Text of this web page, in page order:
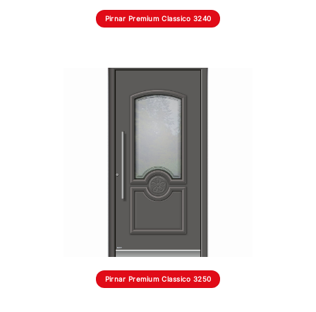
Pirnar Premium Classico 3240
Pirnar Premium Classico 3250